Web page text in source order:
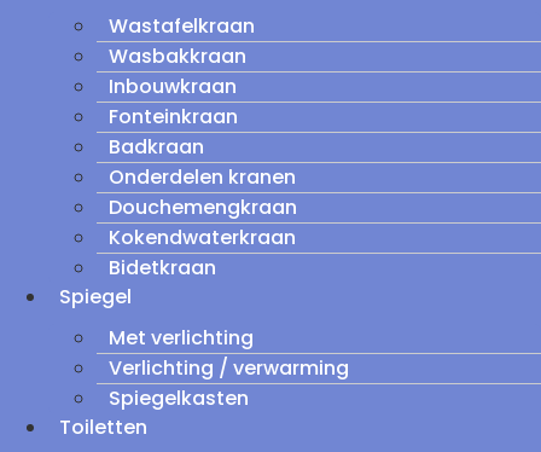
Wastafelkraan
Wasbakkraan
Inbouwkraan
Fonteinkraan
Badkraan
Onderdelen kranen
Douchemengkraan
Kokendwaterkraan
Bidetkraan
Spiegel
Met verlichting
Verlichting / verwarming
Spiegelkasten
Toiletten